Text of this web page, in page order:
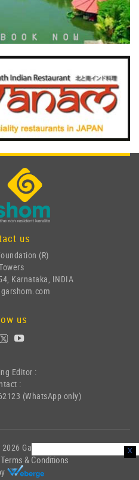
us
(R)
Karnataka, INDIA
us
Editor :
:
(WhatsApp only)
Garshom
Terms & Conditions
x